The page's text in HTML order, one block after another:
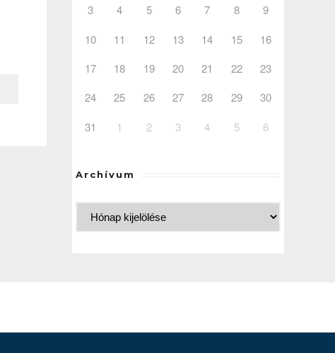
3
4 5 6 7 8
9
10
11 12 13 14 15
16
17
18 19 20 21 22
23
24
25 26 27 28 29
30
31
1 2 3 4 5 6
Archívum